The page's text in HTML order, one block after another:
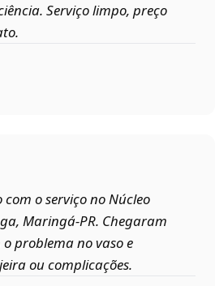
Serviço limpo, preço
o serviço no Núcleo
Maringá‑PR. Chegaram
problema no vaso e
ou complicações.